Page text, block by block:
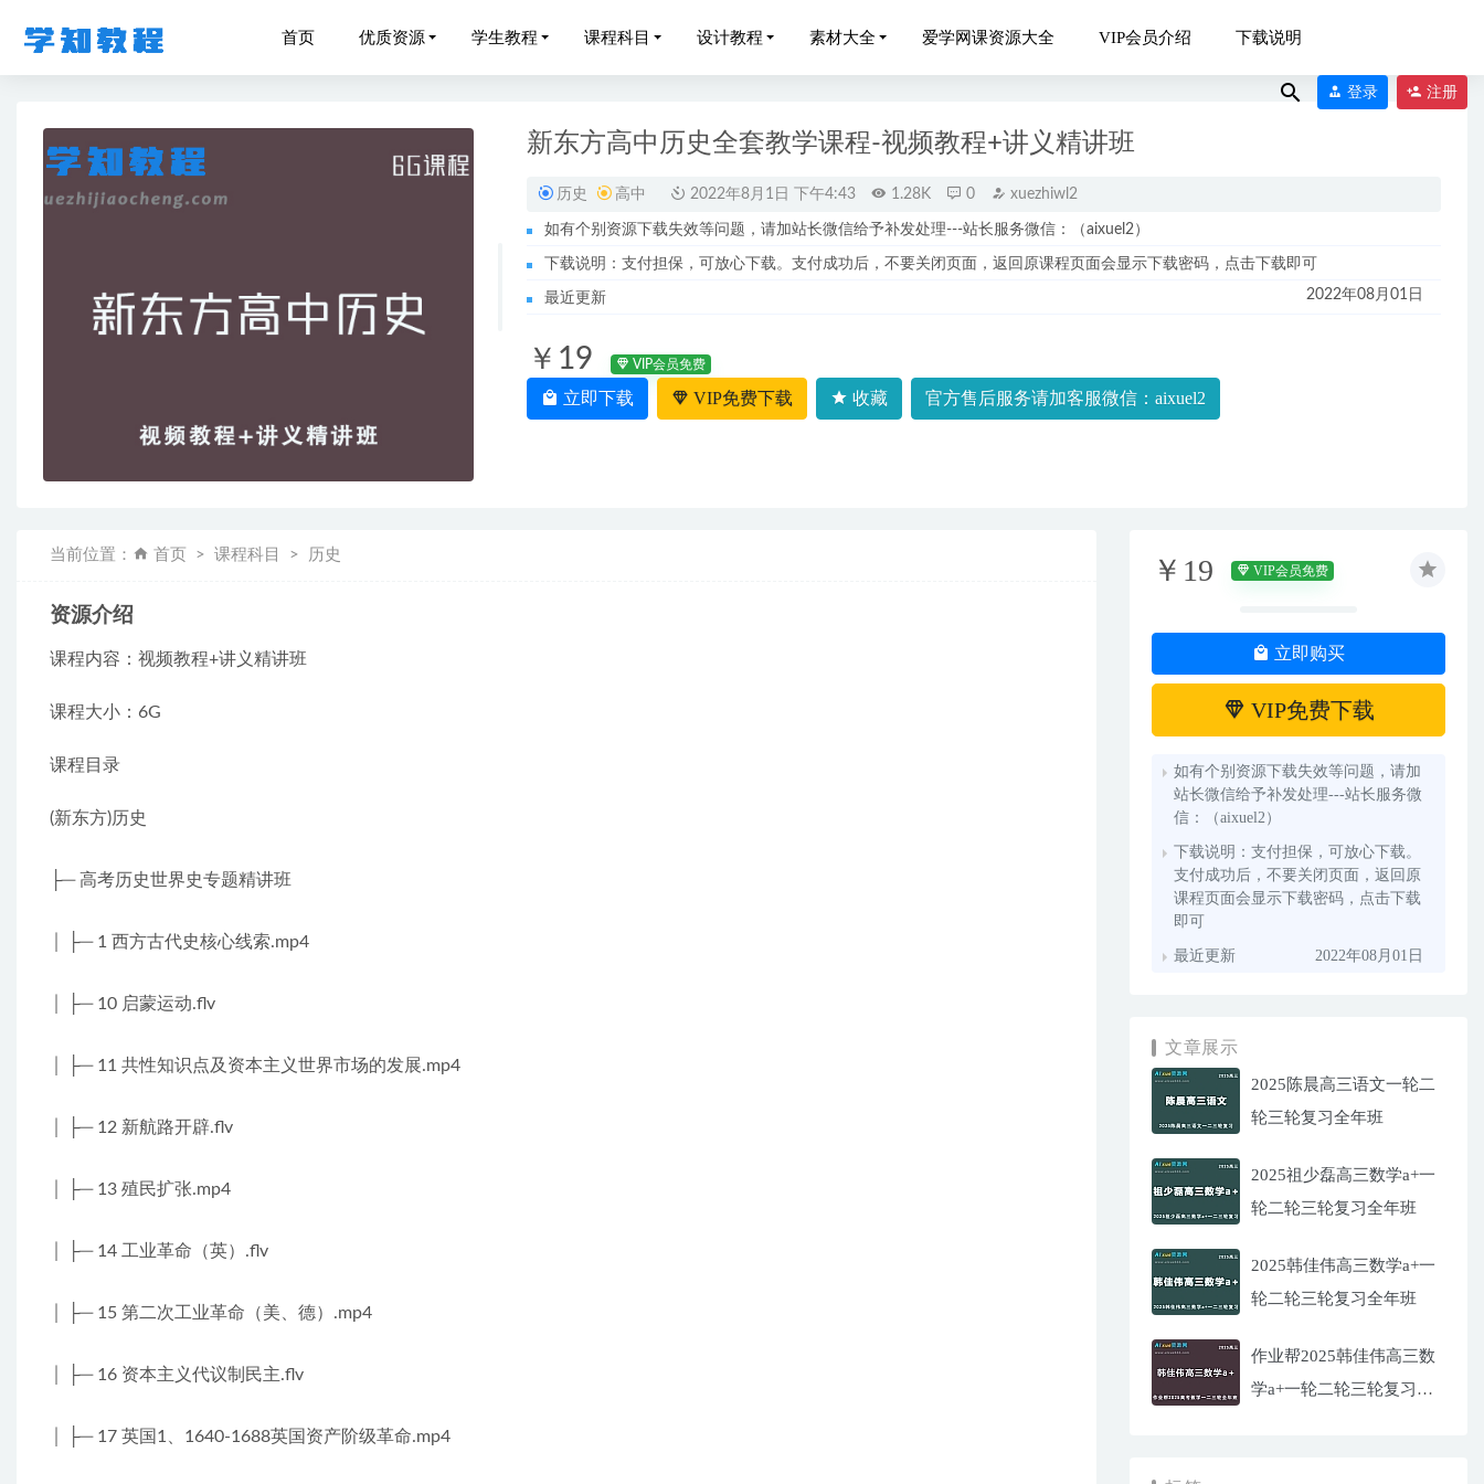
首页 优质资源 学生教程 课程科目 设计教程 素材大全 爱学网课资源大全 VIP会员介绍 下载说明
登录 注册
新东方高中历史全套教学课程-视频教程+讲义精讲班
历史 高中 2022年8月1日 下午4:43 1.28K 0 xuezhiwl2
如有个别资源下载失效等问题，请加站长微信给予补发处理---站长服务微信：（aixuel2）
下载说明：支付担保，可放心下载。支付成功后，不要关闭页面，返回原课程页面会显示下载密码，点击下载即可
最近更新 2022年08月01日
￥19 VIP会员免费
立即下载 VIP免费下载 收藏 官方售后服务请加客服微信：aixuel2
当前位置： 首页 课程科目 历史
资源介绍
课程内容：视频教程+讲义精讲班
课程大小：6G
课程目录
(新东方)历史
├─ 高考历史世界史专题精讲班
│ ├─ 1 西方古代史核心线索.mp4
│ ├─ 10 启蒙运动.flv
│ ├─ 11 共性知识点及资本主义世界市场的发展.mp4
│ ├─ 12 新航路开辟.flv
│ ├─ 13 殖民扩张.mp4
│ ├─ 14 工业革命（英）.flv
│ ├─ 15 第二次工业革命（美、德）.mp4
│ ├─ 16 资本主义代议制民主.flv
│ ├─ 17 英国1、1640-1688英国资产阶级革命.mp4
￥19 VIP会员免费
立即购买
VIP免费下载
如有个别资源下载失效等问题，请加
站长微信给予补发处理---站长服务微
信：（aixuel2）
下载说明：支付担保，可放心下载。
支付成功后，不要关闭页面，返回原
课程页面会显示下载密码，点击下载
即可
最近更新 2022年08月01日
文章展示
2025陈晨高三语文一轮二
轮三轮复习全年班
2025祖少磊高三数学a+一
轮二轮三轮复习全年班
2025韩佳伟高三数学a+一
轮二轮三轮复习全年班
作业帮2025韩佳伟高三数
学a+一轮二轮三轮复习全
作业帮2023谭梦云高三数学s寒春班23年高考数学二三轮复习寒春班 2023-06-23
猿辅导高中化学教程2023铁健栩高一化学视频教程暑假班
瑜伽教程-每天15分钟丰胸让你拥有一个完美身材
祖少磊高中数学网课作业帮2023祖少磊高一数学a+教程全年班（暑/秋/寒/春/班）
21年张艳平高中地理全年班视频教程